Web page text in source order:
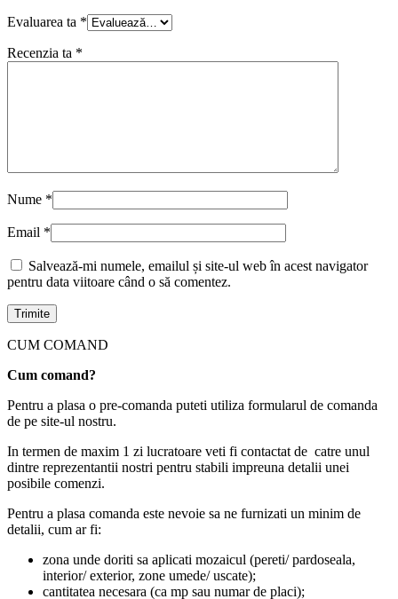
Evaluarea ta *
Recenzia ta *
Nume *
Email *
Salvează-mi numele, emailul și site-ul web în acest navigator
pentru data viitoare când o să comentez.
CUM COMAND
Cum comand?
Pentru a plasa o pre-comanda puteti utiliza formularul de comanda
de pe site-ul nostru.
In termen de maxim 1 zi lucratoare veti fi contactat de catre unul
dintre reprezentantii nostri pentru stabili impreuna detalii unei
posibile comenzi.
Pentru a plasa comanda este nevoie sa ne furnizati un minim de
detalii, cum ar fi:
zona unde doriti sa aplicati mozaicul (pereti/ pardoseala,
interior/ exterior, zone umede/ uscate);
cantitatea necesara (ca mp sau numar de placi);